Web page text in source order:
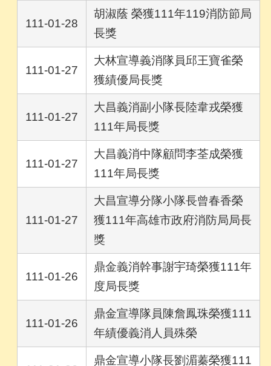
111-01-28
胡淑蔭 榮獲111年119消防節局
長獎
111-01-27
大林宣導義消隊員邱王寶雀榮
獲績優局長獎
111-01-27
大昌義消副小隊長陸韋戎榮獲
111年局長獎
111-01-27
大昌義消中隊顧問李荃成榮獲
111年局長獎
111-01-27
大昌宣導分隊小隊長曾春香榮
獲111年高雄市政府消防局局長
獎
111-01-26
鼎金義消幹事謝宇琦榮獲111年
度局長獎
111-01-26
鼎金宣導隊員陳詹鳳珠榮獲111
年績優義消人員殊榮
鼎金宣導小隊長劉湄蓁榮獲111